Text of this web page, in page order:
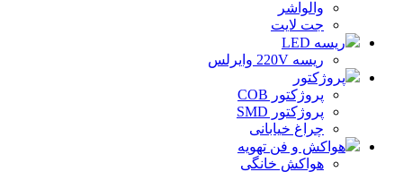
والواشر
جت لایت
ریسه LED
ریسه 220V وایرلس
پروژکتور
پروژکتور COB
پروژکتور SMD
چراغ خیابانی
هواکش و فن تهویه
هواکش خانگی